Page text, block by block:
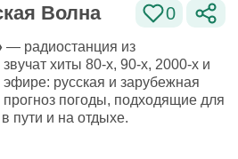
Волна 0
— радиостанция из
хиты 80-х, 90-х, 2000-х и
русская и зарубежная
прогноз погоды, подходящие для
пути и на отдыхе.